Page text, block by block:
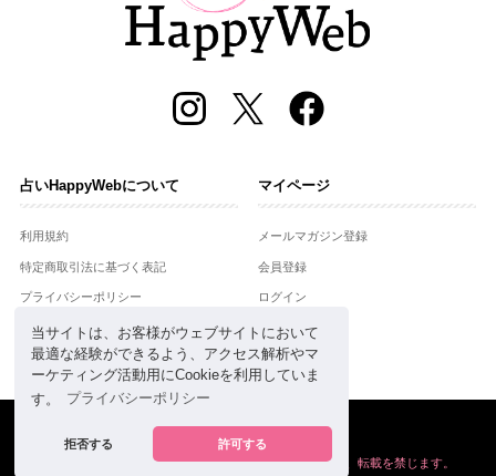
当サイトは、お客様がウェブサイトにおいて
最適な経験ができるよう、アクセス解析やマ
ーケティング活動用にCookieを利用していま
す。
プライバシーポリシー
拒否する 許可する
占いHappyWebについて
利用規約
特定商取引法に基づく表記
プライバシーポリシー
運営会社
お問合せ
マイページ
メールマガジン登録
会員登録
ログイン
powered by
掲載の情報や画像など、すべてのコンテンツの無断複写、転載を禁じます。